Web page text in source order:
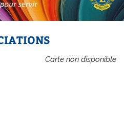
Carte non disponible